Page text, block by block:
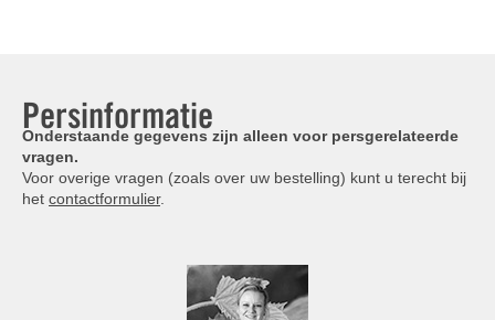
Persinformatie
Onderstaande gegevens zijn alleen voor persgerelateerde
vragen.
Voor overige vragen (zoals over uw bestelling) kunt u terecht bij
het contactformulier.